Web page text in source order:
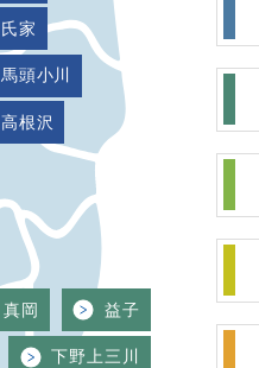
氏家
馬頭小川
高根沢
真岡 益子
下野上三川